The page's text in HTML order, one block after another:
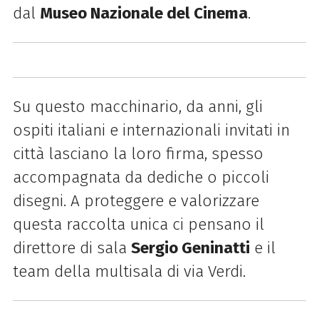
dal Museo Nazionale del Cinema.
Su questo macchinario, da anni, gli
ospiti italiani e internazionali invitati in
città lasciano la loro firma, spesso
accompagnata da dediche o piccoli
disegni. A proteggere e valorizzare
questa raccolta unica ci pensano il
direttore di sala Sergio Geninatti e il
team della multisala di via Verdi.